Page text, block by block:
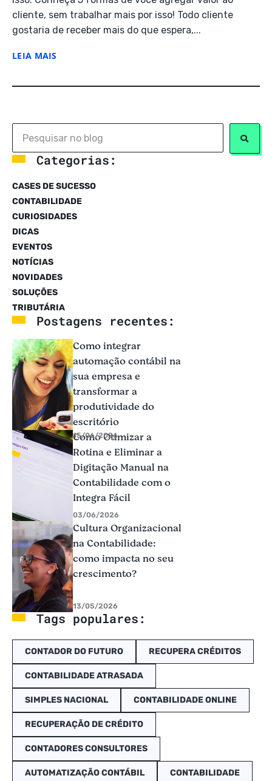
cliente, sem trabalhar mais por isso! Todo cliente
gostaria de receber mais do que espera,...
LEIA MAIS
Categorias:
CASES DE SUCESSO
CONTABILIDADE
CURIOSIDADES
DICAS
EVENTOS
NOTÍCIAS
NOVIDADES
SOLUÇÕES
TRIBUTÁRIA
Postagens recentes:
Como integrar
automação contábil na
sua empresa e
transformar a
produtividade do
escritório
15/06/2026
Como Otimizar a
Rotina e Eliminar a
Digitação Manual na
Contabilidade com o
Integra Fácil
03/06/2026
Cultura Organizacional
na Contabilidade:
como impacta no seu
crescimento?
13/05/2026
Tags populares:
CONTADOR DO FUTURO RECUPERA CRÉDITOS
CONTABILIDADE ATRASADA
SIMPLES NACIONAL CONTABILIDADE ONLINE
RECUPERAÇÃO DE CRÉDITO
CONTADORES CONSULTORES
AUTOMATIZAÇÃO CONTÁBIL CONTABILIDADE